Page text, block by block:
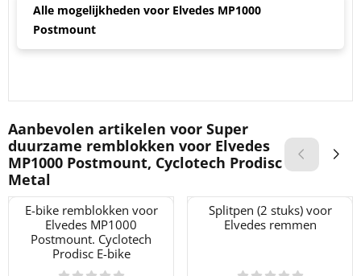
Alle mogelijkheden voor Elvedes MP1000
Postmount
Aanbevolen artikelen voor Super
duurzame remblokken voor Elvedes
MP1000 Postmount, Cyclotech Prodisc
Metal
E-bike remblokken voor
Elvedes MP1000
Postmount. Cyclotech
Prodisc E-bike
Splitpen (2 stuks) voor
Elvedes remmen